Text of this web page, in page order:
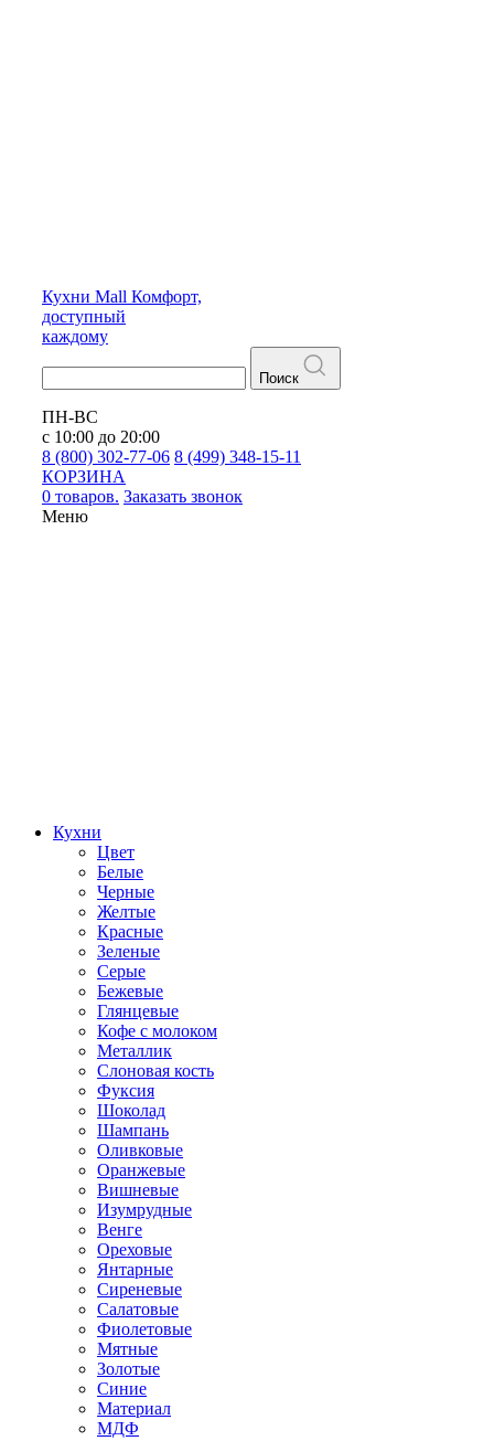
Кухни Mall Комфорт,
доступный
каждому
Поиск
ПН-ВС
с 10:00 до 20:00
8 (800) 302-77-06 8 (499) 348-15-11
КОРЗИНА
0 товаров. Заказать звонок
Меню
Кухни
Цвет
Белые
Черные
Желтые
Красные
Зеленые
Серые
Бежевые
Глянцевые
Кофе с молоком
Металлик
Слоновая кость
Фуксия
Шоколад
Шампань
Оливковые
Оранжевые
Вишневые
Изумрудные
Венге
Ореховые
Янтарные
Сиреневые
Салатовые
Фиолетовые
Мятные
Золотые
Синие
Материал
МДФ